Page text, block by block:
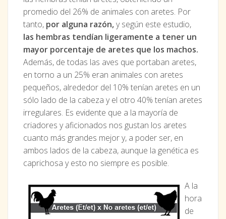
promedio del 26% de animales con aretes. Por
tanto, por alguna razón,y según este estudio,
las hembras tendían ligeramente a tener un
mayor porcentaje de aretes que los machos.
Además, de todas las aves que portaban aretes,
en torno a un 25% eran animales con aretes
pequeños, alrededor del 10% tenían aretes en un
sólo lado de la cabeza y el otro 40% tenían aretes
irregulares. Es evidente que a la mayoría de
criadores y aficionados nos gustan los aretes
cuanto más grandes mejor y, a poder ser, en
ambos lados de la cabeza, aunque la genética es
caprichosa y esto no siempre es posible.
A la
hora
de